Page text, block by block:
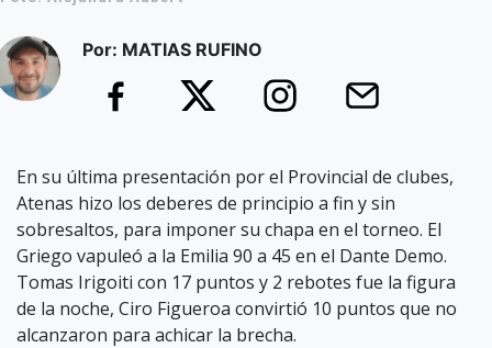
Por: MATIAS RUFINO
En su última presentación por el Provincial de clubes,
Atenas hizo los deberes de principio a fin y sin
sobresaltos, para imponer su chapa en el torneo. El
Griego vapuleó a la Emilia 90 a 45 en el Dante Demo.
Tomas Irigoiti con 17 puntos y 2 rebotes fue la figura
de la noche, Ciro Figueroa convirtió 10 puntos que no
alcanzaron para achicar la brecha.